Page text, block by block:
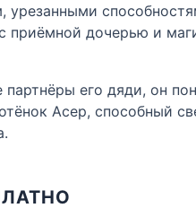
приёмной дочерью и
его дяди, он
Асер, способный